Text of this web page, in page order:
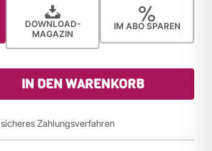
DOWNLOAD-
MAGAZIN
IM ABO SPAREN
IN DEN WARENKORB
sicheres Zahlungsverfahren